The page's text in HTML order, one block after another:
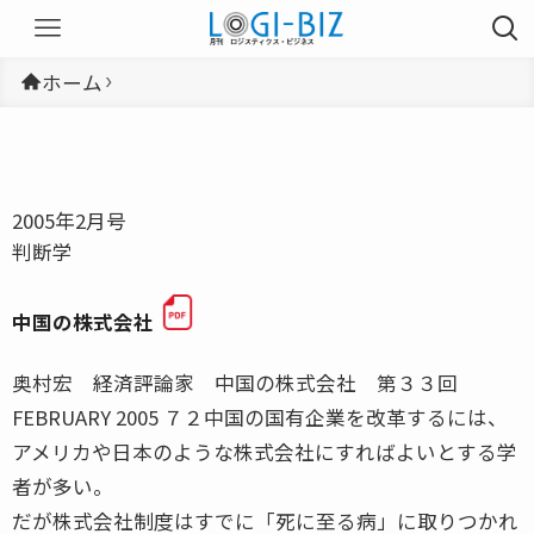
ホーム
2005年2月号
判断学
中国の株式会社
奥村宏 経済評論家 中国の株式会社 第３３回
FEBRUARY 2005 ７２中国の国有企業を改革するには、
アメリカや日本のような株式会社にすればよいとする学
者が多い。
だが株式会社制度はすでに「死に至る病」に取りつかれ